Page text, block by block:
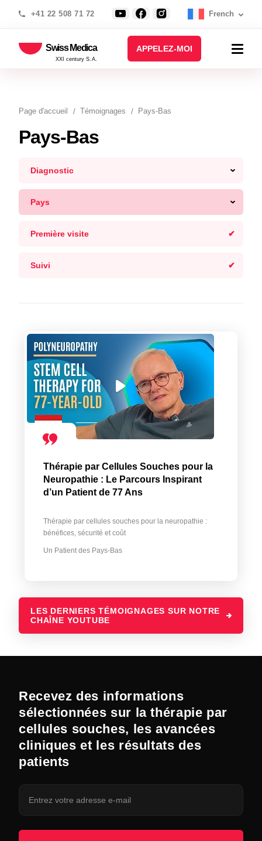
+41 22 508 71 72 French
Swiss Medica
XXI century S.A.
APPELEZ-MOI
Page d′accueil Témoignages Pays-Bas
Pays-Bas
Diagnostic
Pays
Première visite
Suivi
Thérapie par Cellules Souches pour la
Neuropathie : Le Parcours Inspirant
d’un Patient de 77 Ans
Thérapie par cellules souches pour la neuropathie :
bénéfices, sécurité et coût
Un Patient des Pays-Bas
LES DERNIERS TÉMOIGNAGES SUR NOTRE
CHAÎNE YOUTUBE
Recevez des informations
sélectionnées sur la thérapie par
cellules souches, les avancées
cliniques et les résultats des
patients